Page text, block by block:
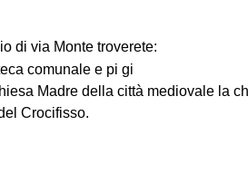
di via Monte troverete:
comunale e pi gi
Madre della città mediovale la
Crocifisso.